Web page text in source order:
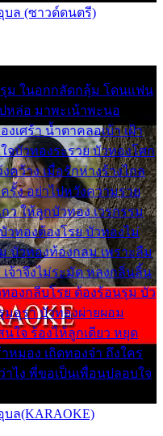
บล (ซาวด์ดนตรี)
รุม ในอกกลัดกลุ้ม โดนแฟน
หล่อ มาพะเน้าพะนอ
งเศร้า น้ำตาคลอเบ้า เฝ้า
บัวทองระรวย บัวทองโศก
คว้าง เมื่อรักห่างร้างไกล
รั้ง อย่าไปหวังความรวย
ว ให้ลูกบัวทอง เวรกรรม
วทองต้องโรย บัวทองไม่
บัวทองท้องกลม เพราะลืม
จ้าจึงไม่ระมัด หลงกลิ่นลิ้น
องกลีบโรย ต้องร้อนรุม บัว
อุรา บัวทองผ่ายผอม
ใจ ร้องไห้ลูกเดียว หยุด
หมอง เถิดทองจ๋า ถึงใคร
าไง พี่ขอเป็นเพื่อนปลอบใจ
บล(KARAOKE)